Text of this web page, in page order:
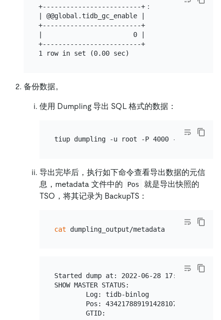
+-------------------------+：
| @@global.tidb_gc_enable |
+-------------------------+
|                       0 |
+-------------------------+
备份数据。
使用 Dumpling 导出 SQL 格式的数据：
导出完毕后，执行如下命令查看导出数据的元信
息，metadata 文件中的
Pos
就是导出快照的
TSO，将其记录为 BackupTS：
cat dumpling_output/metadata
Started dump at: 2022-06-28 17:49:54
SHOW MASTER STATUS:
        Log: tidb-binlog
        Pos: 434217889191428107
        GTID: